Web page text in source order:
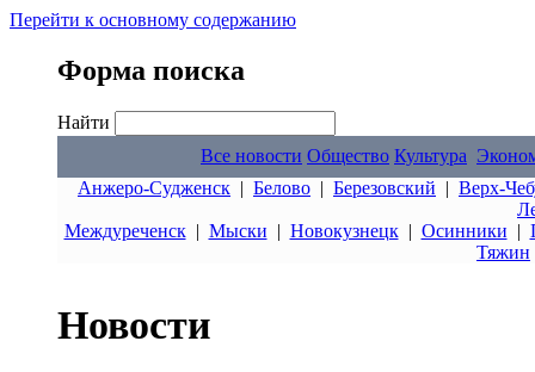
Перейти к основному содержанию
Форма поиска
Найти
Все новости Общество Культура
Анжеро-Судженск | Белово | Березовский | Верх-
Междуреченск| Мыски | Новокузнецк| Осинники |
Тяжин
Новости